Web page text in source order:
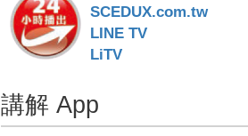
SCEDUX.com.tw
LINE TV
LiTV
講解 App